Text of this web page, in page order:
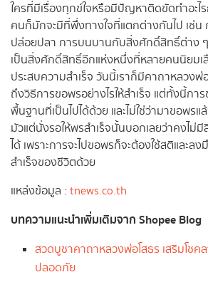
ใครที่มีเรื่องทุกข์ใจหรือมีปัญหาติดขัดทำอะไ
คนก็มักจะมีที่พึ่งทางใจที่แตกต่างกันไป เช่
ปล่อยปลา การบนบานกับสิ่งศักดิ์สิทธิ์ต่าง
เป็นสิ่งศักดิ์สิทธิ์อีกแห่งหนึ่งที่หลายคนนิยมเ
ประสบความสำเร็จ วันนี้เราก็มีคาถาหลวง
ถึงวิธีการขอพรอย่างไรให้สำเร็จ แต่ทั้งนี้กา
พื้นฐานที่เป็นไปได้ด้วย และไม่ใช่ว่ามาขอพรแล้
มัวแต่นั่งรอให้พรสำเร็จนั้นบอกเลยว่าคงไม่
ได้ เพราะการจะไปขอพรก็จะต้องใช้สติและล
สำเร็จของชีวิตด้วย
แหล่งข้อมูล : tnews.co.th
บทความแนะนำเพิ่มเติมจาก Shopee Blog
สวดบูชาคาถาหลวงพ่อโสธร เสริมโชค
ปลอดภัย